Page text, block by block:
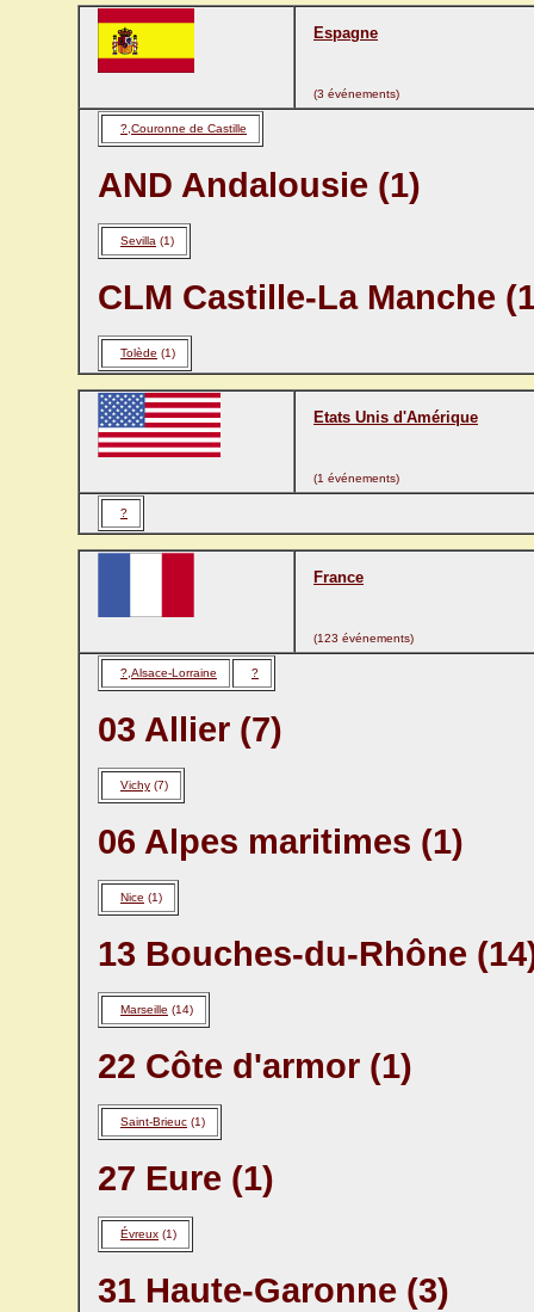
Espagne
(3 événements)
?,Couronne de Castille
AND Andalousie (1)
Sevilla (1)
CLM Castille-La Manche
Tolède (1)
Etats Unis d'Amérique
(1 événements)
?
France
(123 événements)
?,Alsace-Lorraine ?
03 Allier (7)
Vichy (7)
06 Alpes maritimes (1)
Nice (1)
13 Bouches-du-Rhône
Marseille (14)
22 Côte d'armor (1)
Saint-Brieuc (1)
27 Eure (1)
Évreux (1)
31 Haute-Garonne (3)